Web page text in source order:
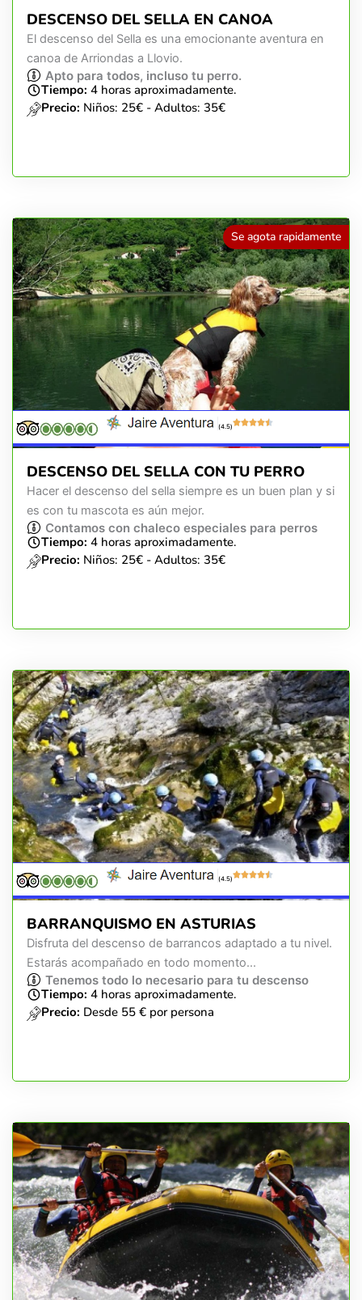
DESCENSO DEL SELLA EN CANOA
El descenso del Sella es una emocionante aventura en
canoa de Arriondas a Llovio.
Apto para todos, incluso tu perro.
Tiempo: 4 horas aproximadamente.
Precio: Niños: 25€ - Adultos: 35€
Se agota rapidamente
(4.5)
DESCENSO DEL SELLA CON TU PERRO
Hacer el descenso del sella siempre es un buen plan y si
es con tu mascota es aún mejor.
Contamos con chaleco especiales para perros
Tiempo: 4 horas aproximadamente.
Precio: Niños: 25€ - Adultos: 35€
(4.5)
BARRANQUISMO EN ASTURIAS
Disfruta del descenso de barrancos adaptado a tu nivel.
Estarás acompañado en todo momento...
Tenemos todo lo necesario para tu descenso
Tiempo: 4 horas aproximadamente.
Precio: Desde 55 € por persona